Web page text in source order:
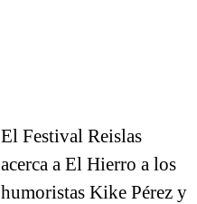
El Festival Reislas
acerca a El Hierro a los
humoristas Kike Pérez y